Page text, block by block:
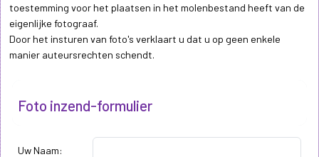
toestemming voor het plaatsen in het molenbestand heeft van de
eigenlijke fotograaf.
Door het insturen van foto's verklaart u dat u op geen enkele
manier auteursrechten schendt.
Foto inzend-formulier
Uw Naam: